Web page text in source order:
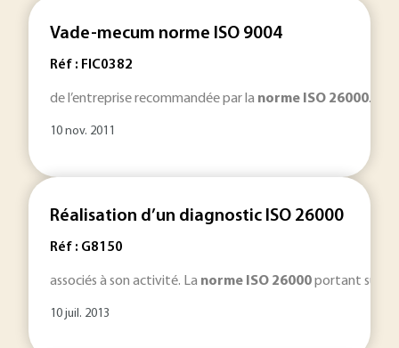
Vade-mecum norme ISO 9004
Réf : FIC0382
de l’entreprise recommandée par la norme ISO 26000.
10 nov. 2011
Réalisation d’un diagnostic ISO 26000
Réf : G8150
associés à son activité. La norme ISO 26000portant sur la
10 juil. 2013